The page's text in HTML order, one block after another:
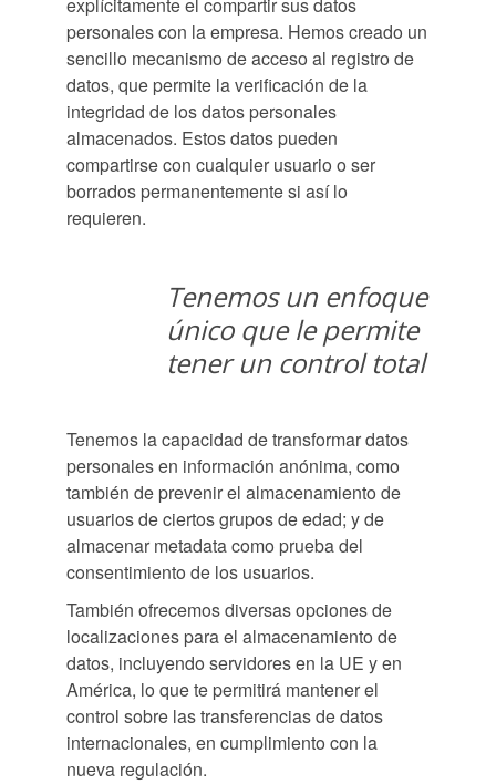
personales con la empresa. Hemos creado un
sencillo mecanismo de acceso al registro de
datos, que permite la verificación de la
integridad de los datos personales
almacenados. Estos datos pueden
compartirse con cualquier usuario o ser
borrados permanentemente si así lo
requieren.
Tenemos un enfoque
único que le permite
tener un control total
Tenemos la capacidad de transformar datos
personales en información anónima, como
también de prevenir el almacenamiento de
usuarios de ciertos grupos de edad; y de
almacenar metadata como prueba del
consentimiento de los usuarios.
También ofrecemos diversas opciones de
localizaciones para el almacenamiento de
datos, incluyendo servidores en la UE y en
América, lo que te permitirá mantener el
control sobre las transferencias de datos
internacionales, en cumplimiento con la
nueva regulación.